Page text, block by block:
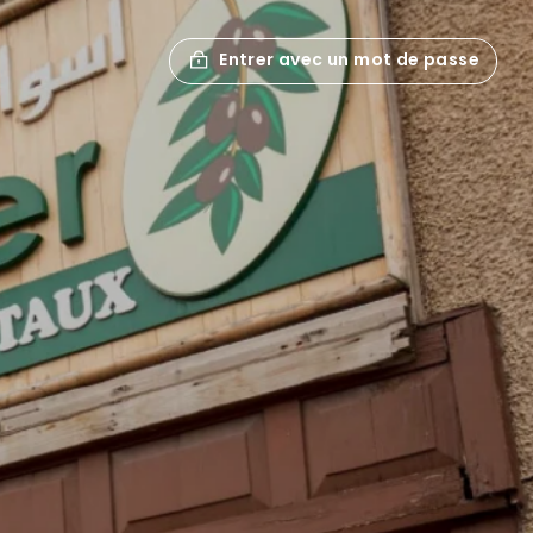
Entrer avec un mot de passe